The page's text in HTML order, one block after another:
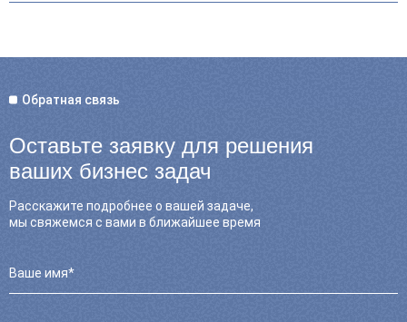
Обратная связь
Оставьте заявку для решения
ваших бизнес задач
Расскажите подробнее о вашей задаче,
мы свяжемся с вами в ближайшее время